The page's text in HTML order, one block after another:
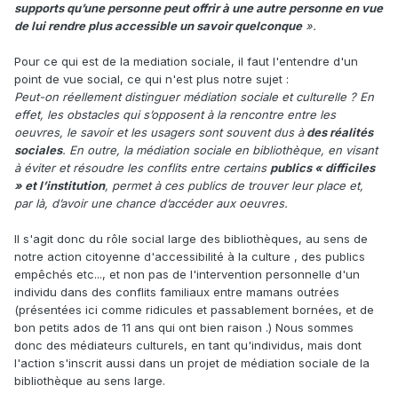
supports qu’une personne peut offrir à une autre personne en vue
de lui rendre plus accessible un savoir quelconque».
Pour ce qui est de la mediation sociale, il faut l'entendre d'un
point de vue social, ce qui n'est plus notre sujet :
Peut-on réellement distinguer médiation sociale et culturelle ? En
effet, les obstacles qui s’opposent à la rencontre entre les
oeuvres, le savoir et les usagers sont souvent dus àdes réalités
sociales. En outre, la médiation sociale en bibliothèque, en visant
à éviter et résoudre les conflits entre certains publics « difficiles
» et l’institution, permet à ces publics de trouver leur place et,
par là, d’avoir une chance d’accéder aux oeuvres.
Il s'agit donc du rôle social large des bibliothèques, au sens de
notre action citoyenne d'accessibilité à la culture , des publics
empêchés etc..., et non pas de l'intervention personnelle d'un
individu dans des conflits familiaux entre mamans outrées
(présentées ici comme ridicules et passablement bornées, et de
bon petits ados de 11 ans qui ont bien raison .) Nous sommes
donc des médiateurs culturels, en tant qu'individus, mais dont
l'action s'inscrit aussi dans un projet de médiation sociale de la
bibliothèque au sens large.